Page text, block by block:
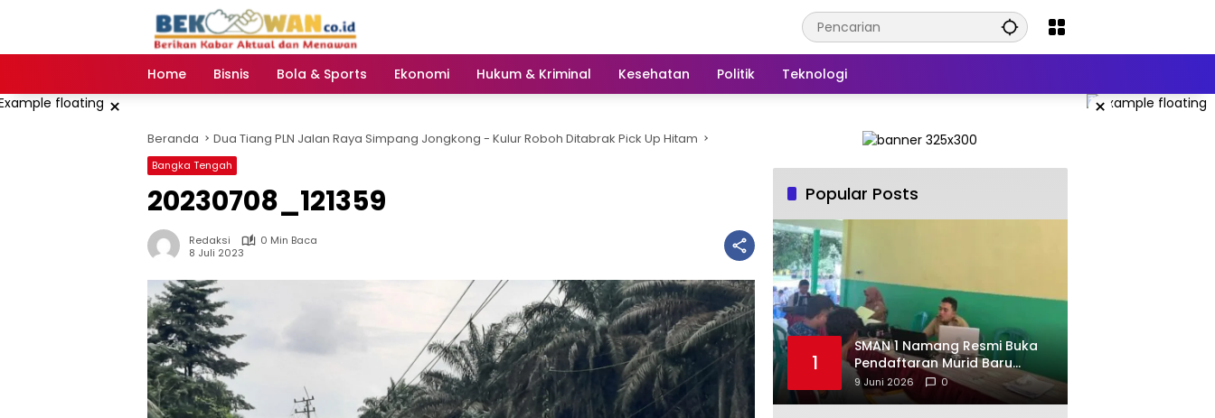
Home
Bisnis Bola & Sports Ekonomi Hukum & Kriminal Kesehatan Politik Teknologi
× ×
Beranda Dua Tiang PLN Jalan Raya Simpang Jongkong - Kulur Roboh Ditabrak Pick Up Hitam
Bangka Tengah
20230708_121359
Redaksi
0 Min Baca
8 Juli 2023
Popular Posts
1
SMAN 1 Namang Resmi Buka
Pendaftaran Murid Baru
2026/2027
9 Juni 2026 0